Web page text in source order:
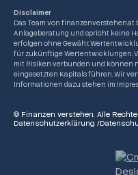
Disclaimer
Das Team von
Anlageberatung und spricht keine
erfolgen ohne Gewähr.
für zukünftige Wertentwicklungen.
mit Risiken verbunden und können
eingesetzten Kapitals führen. Wir
Informationen dazu stehen im
© Finanzen verstehen. Alle Rechte
Datenschutzerklärung /